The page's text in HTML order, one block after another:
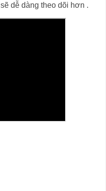
dễ dàng theo dõi hơn .